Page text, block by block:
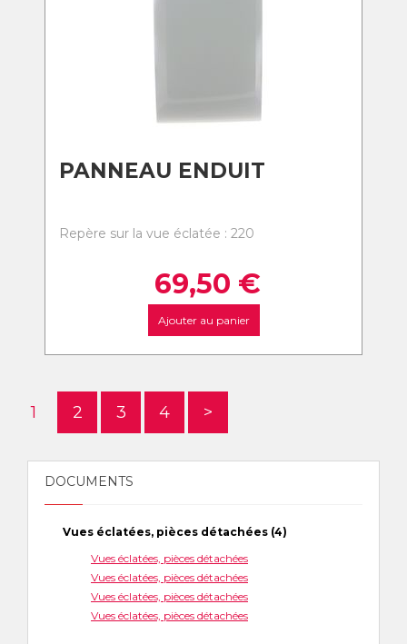
PANNEAU ENDUIT
Repère sur la vue éclatée : 220
69,50 €
Ajouter au panier
1 2 3 4 >
DOCUMENTS
Vues éclatées, pièces détachées (4)
Vues éclatées, pièces détachées
Vues éclatées, pièces détachées
Vues éclatées, pièces détachées
Vues éclatées, pièces détachées